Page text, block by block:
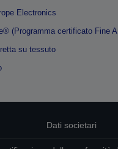
Electronics
(Programma certificato Fine
su tessuto
Dati societari